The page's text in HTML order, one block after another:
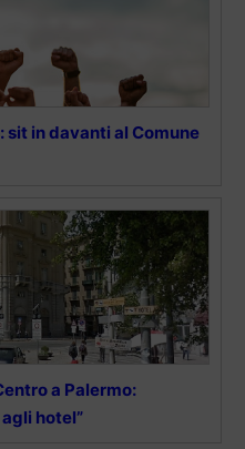
sit in davanti al Comune
a Palermo:
hotel”